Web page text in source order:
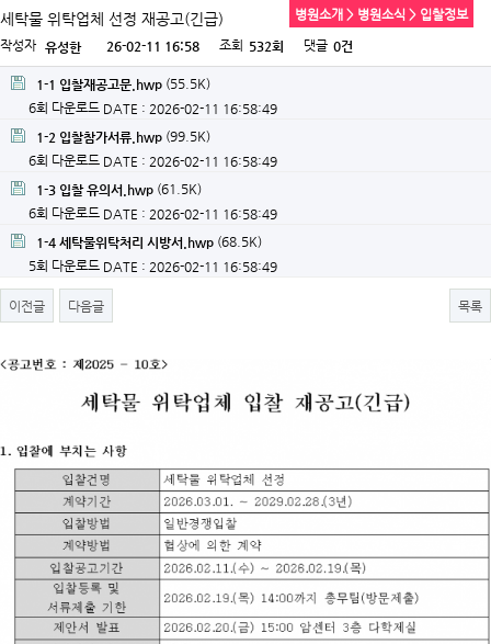
병원소개 > 병원소식 > 입찰정보
세탁물 위탁업체 선정 재공고(긴급)
작성자 유성한 26-02-11 16:58 조회 532회 댓글 0건
1-1 입찰재공고문.hwp (55.5K)
6회 다운로드 DATE : 2026-02-11 16:58:49
1-2 입찰참가서류.hwp (99.5K)
6회 다운로드 DATE : 2026-02-11 16:58:49
1-3 입찰 유의서.hwp (61.5K)
6회 다운로드 DATE : 2026-02-11 16:58:49
1-4 세탁물위탁처리 시방서.hwp (68.5K)
5회 다운로드 DATE : 2026-02-11 16:58:49
이전글 다음글 목록